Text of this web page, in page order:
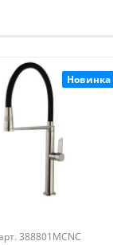
Новинка
388801MCNC